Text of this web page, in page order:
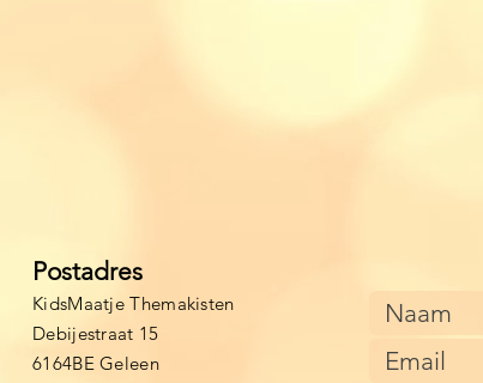
Postadres
KidsMaatje Themakisten
Debijestraat 15
6164BE Geleen